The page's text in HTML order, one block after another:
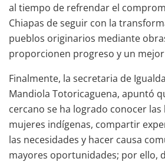
al tiempo de refrendar el
Chiapas de seguir con la
pueblos originarios mediante
proporcionen progreso y un
Finalmente, la secretaria de
Mandiola Totoricaguena, apuntó
cercano se ha logrado conocer
mujeres indígenas, compartir
las necesidades y hacer causa
mayores oportunidades; por ello,